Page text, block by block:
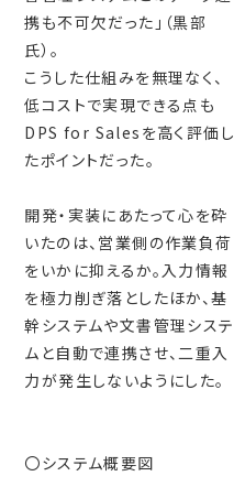
携も不可欠だった」（黒部
氏）。
こうした仕組みを無理なく、
低コストで実現できる点も
DPS for Salesを高く評価し
たポイントだった。
開発・実装にあたって心を砕
いたのは、営業側の作業負荷
をいかに抑えるか。入力情報
を極力削ぎ落としたほか、基
幹システムや文書管理システ
ムと自動で連携させ、二重入
力が発生しないようにした。
〇システム概要図